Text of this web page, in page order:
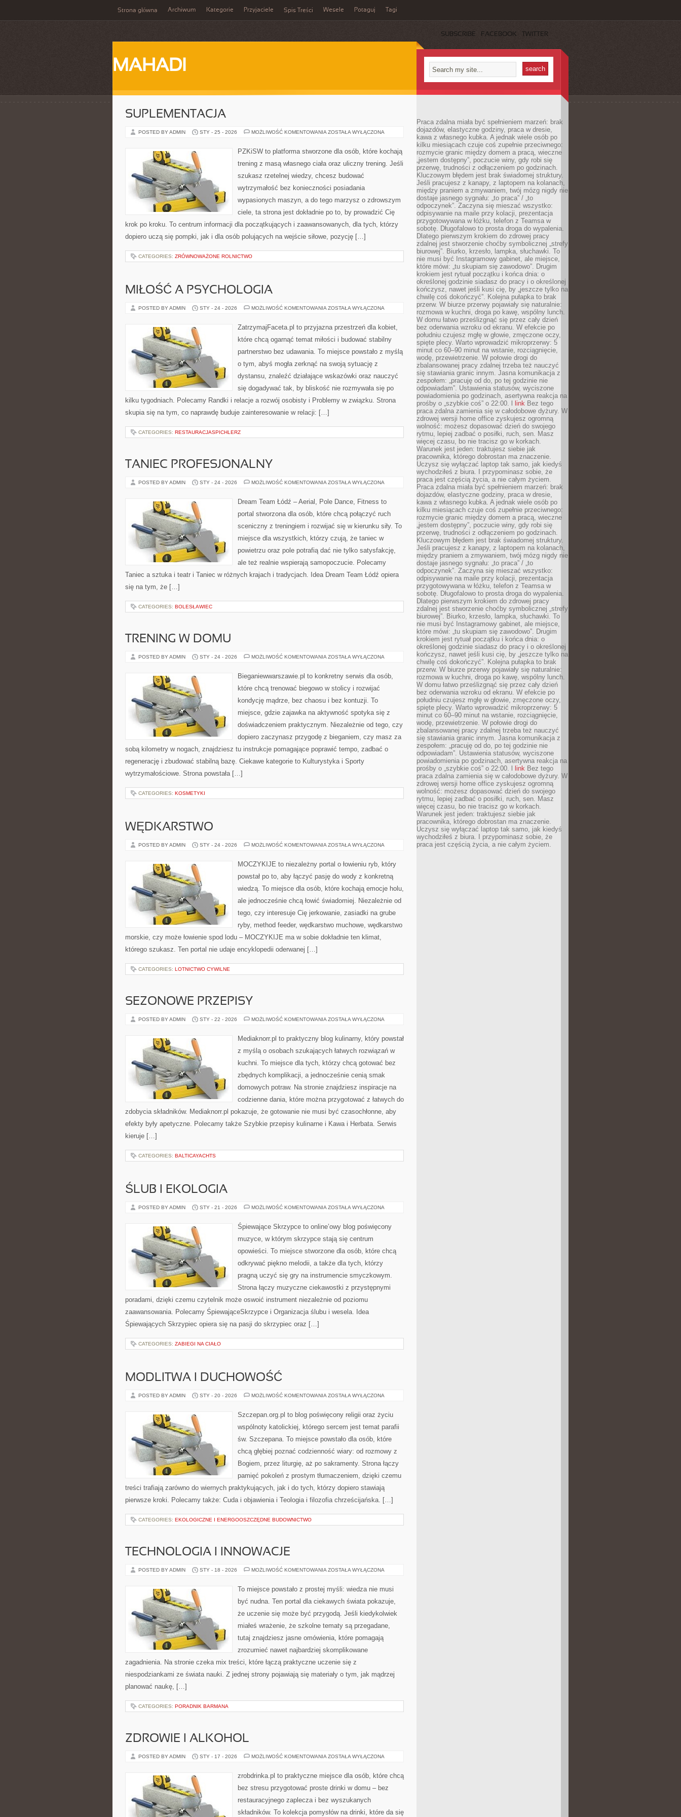
Strona główna Archiwum Kategorie Przyjaciele Spis Treści Wesele Potaguj Tagi
SUBSCRIBE FACEBOOK TWITTER
MAHADI
SUPLEMENTACJA
POSTED BY ADMIN STY - 25 - 2026 MOŻLIWOŚĆ KOMENTOWANIA SUPLEMENTACJA
ZOSTAŁA WYŁĄCZONA
PZKiSW to platforma stworzone dla osób, które kochają
trening z masą własnego ciała oraz uliczny trening. Jeśli
szukasz rzetelnej wiedzy, chcesz budować
wytrzymałość bez konieczności posiadania
wypasionych maszyn, a do tego marzysz o zdrowszym
ciele, ta strona jest dokładnie po to, by prowadzić Cię
krok po kroku. To centrum informacji dla początkujących i zaawansowanych, dla tych, którzy
dopiero uczą się pompki, jak i dla osób polujących na wejście siłowe, pozycję […]
CATEGORIES: ZRÓWNOWAŻONE ROLNICTWO
MIŁOŚĆ A PSYCHOLOGIA
POSTED BY ADMIN STY - 24 - 2026 MOŻLIWOŚĆ KOMENTOWANIA MIŁOŚĆ
ZOSTAŁA WYŁĄCZONA
ZatrzymajFaceta.pl to przyjazna przestrzeń dla kobiet,
które chcą ogarnąć temat miłości i budować stabilny
partnerstwo bez udawania. To miejsce powstało z myślą
o tym, abyś mogła zerknąć na swoją sytuację z
dystansu, znaleźć działające wskazówki oraz nauczyć
się dogadywać tak, by bliskość nie rozmywała się po
kilku tygodniach. Polecamy Randki i relacje a rozwój osobisty i Problemy w związku. Strona
skupia się na tym, co naprawdę buduje zainteresowanie w relacji: […]
CATEGORIES: RESTAURACJASPICHLERZ
TANIEC PROFESJONALNY
POSTED BY ADMIN STY - 24 - 2026 MOŻLIWOŚĆ KOMENTOWANIA TANIEC
ZOSTAŁA WYŁĄCZONA
Dream Team Łódź – Aerial, Pole Dance, Fitness to
portal stworzona dla osób, które chcą połączyć ruch
sceniczny z treningiem i rozwijać się w kierunku siły. To
miejsce dla wszystkich, którzy czują, że taniec w
powietrzu oraz pole potrafią dać nie tylko satysfakcję,
ale też realnie wspierają samopoczucie. Polecamy
Taniec a sztuka i teatr i Taniec w różnych krajach i tradycjach. Idea Dream Team Łódź opiera
się na tym, że […]
CATEGORIES: BOLESŁAWIEC
TRENING W DOMU
POSTED BY ADMIN STY - 24 - 2026 MOŻLIWOŚĆ KOMENTOWANIA TRENING
ZOSTAŁA WYŁĄCZONA
Bieganiewwarszawie.pl to konkretny serwis dla osób,
które chcą trenować biegowo w stolicy i rozwijać
kondycję mądrze, bez chaosu i bez kontuzji. To
miejsce, gdzie zajawka na aktywność spotyka się z
doświadczeniem praktycznym. Niezależnie od tego, czy
dopiero zaczynasz przygodę z bieganiem, czy masz za
sobą kilometry w nogach, znajdziesz tu instrukcje pomagające poprawić tempo, zadbać o
regenerację i zbudować stabilną bazę. Ciekawe kategorie to Kulturystyka i Sporty
wytrzymałościowe. Strona powstała […]
CATEGORIES: KOSMETYKI
WĘDKARSTWO
POSTED BY ADMIN STY - 24 - 2026 MOŻLIWOŚĆ KOMENTOWANIA WĘDKARSTWO
ZOSTAŁA WYŁĄCZONA
MOCZYKIJE to niezależny portal o łowieniu ryb, który
powstał po to, aby łączyć pasję do wody z konkretną
wiedzą. To miejsce dla osób, które kochają emocje holu,
ale jednocześnie chcą łowić świadomiej. Niezależnie od
tego, czy interesuje Cię jerkowanie, zasiadki na grube
ryby, method feeder, wędkarstwo muchowe, wędkarstwo
morskie, czy może łowienie spod lodu – MOCZYKIJE ma w sobie dokładnie ten klimat,
którego szukasz. Ten portal nie udaje encyklopedii oderwanej […]
CATEGORIES: LOTNICTWO CYWILNE
SEZONOWE PRZEPISY
POSTED BY ADMIN STY - 22 - 2026 MOŻLIWOŚĆ KOMENTOWANIA SEZONOWE
ZOSTAŁA WYŁĄCZONA
Mediaknorr.pl to praktyczny blog kulinarny, który powstał
z myślą o osobach szukających łatwych rozwiązań w
kuchni. To miejsce dla tych, którzy chcą gotować bez
zbędnych komplikacji, a jednocześnie cenią smak
domowych potraw. Na stronie znajdziesz inspiracje na
codzienne dania, które można przygotować z łatwych do
zdobycia składników. Mediaknorr.pl pokazuje, że gotowanie nie musi być czasochłonne, aby
efekty były apetyczne. Polecamy także Szybkie przepisy kulinarne i Kawa i Herbata. Serwis
kieruje […]
CATEGORIES: BALTICAYACHTS
ŚLUB I EKOLOGIA
POSTED BY ADMIN STY - 21 - 2026 MOŻLIWOŚĆ KOMENTOWANIA ŚLUB
ZOSTAŁA WYŁĄCZONA
Śpiewające Skrzypce to online’owy blog poświęcony
muzyce, w którym skrzypce stają się centrum
opowieści. To miejsce stworzone dla osób, które chcą
odkrywać piękno melodii, a także dla tych, którzy
pragną uczyć się gry na instrumencie smyczkowym.
Strona łączy muzyczne ciekawostki z przystępnymi
poradami, dzięki czemu czytelnik może oswoić instrument niezależnie od poziomu
zaawansowania. Polecamy ŚpiewająceSkrzypce i Organizacja ślubu i wesela. Idea
Śpiewających Skrzypiec opiera się na pasji do skrzypiec oraz […]
CATEGORIES: ZABIEGI NA CIAŁO
MODLITWA I DUCHOWOŚĆ
POSTED BY ADMIN STY - 20 - 2026 MOŻLIWOŚĆ KOMENTOWANIA MODLITWA
ZOSTAŁA WYŁĄCZONA
Szczepan.org.pl to blog poświęcony religii oraz życiu
wspólnoty katolickiej, którego sercem jest temat parafii
św. Szczepana. To miejsce powstało dla osób, które
chcą głębiej poznać codzienność wiary: od rozmowy z
Bogiem, przez liturgię, aż po sakramenty. Strona łączy
pamięć pokoleń z prostym tłumaczeniem, dzięki czemu
treści trafiają zarówno do wiernych praktykujących, jak i do tych, którzy dopiero stawiają
pierwsze kroki. Polecamy także: Cuda i objawienia i Teologia i filozofia chrześcijańska. […]
CATEGORIES: EKOLOGICZNE I ENERGOOSZCZĘDNE BUDOWNICTWO
TECHNOLOGIA I INNOWACJE
POSTED BY ADMIN STY - 18 - 2026 MOŻLIWOŚĆ KOMENTOWANIA TECHNOLOGIA
ZOSTAŁA WYŁĄCZONA
To miejsce powstało z prostej myśli: wiedza nie musi
być nudna. Ten portal dla ciekawych świata pokazuje,
że uczenie się może być przygodą. Jeśli kiedykolwiek
miałeś wrażenie, że szkolne tematy są przegadane,
tutaj znajdziesz jasne omówienia, które pomagają
zrozumieć nawet najbardziej skomplikowane
zagadnienia. Na stronie czeka mix treści, które łączą praktyczne uczenie się z
niespodziankami ze świata nauki. Z jednej strony pojawiają się materiały o tym, jak mądrzej
planować naukę, […]
CATEGORIES: PORADNIK BARMANA
ZDROWIE I ALKOHOL
POSTED BY ADMIN STY - 17 - 2026 MOŻLIWOŚĆ KOMENTOWANIA ZDROWIE
ZOSTAŁA WYŁĄCZONA
zrobdrinka.pl to praktyczne miejsce dla osób, które chcą
bez stresu przygotować proste drinki w domu – bez
restauracyjnego zaplecza i bez wyszukanych
składników. To kolekcja pomysłów na drinki, które da się
Praca zdalna miała być spełnieniem marzeń: brak
dojazdów, elastyczne godziny, praca w dresie,
kawa z własnego kubka. A jednak wiele osób po
kilku miesiącach czuje coś zupełnie przeciwnego:
rozmycie granic między domem a pracą, wieczne
„jestem dostępny”, poczucie winy, gdy robi się
przerwę, trudności z odłączeniem po godzinach.
Kluczowym błędem jest brak świadomej struktury.
Jeśli pracujesz z kanapy, z laptopem na kolanach,
między praniem a zmywaniem, twój mózg nigdy nie
dostaje jasnego sygnału: „to praca” / „to
odpoczynek”. Zaczyna się mieszać wszystko:
odpisywanie na maile przy kolacji, prezentacja
przygotowywana w łóżku, telefon z Teamsa w
sobotę. Długofalowo to prosta droga do wypalenia.
Dlatego pierwszym krokiem do zdrowej pracy
zdalnej jest stworzenie choćby symbolicznej „strefy
biurowej”. Biurko, krzesło, lampka, słuchawki. To
nie musi być Instagramowy gabinet, ale miejsce,
które mówi: „tu skupiam się zawodowo”. Drugim
krokiem jest rytuał początku i końca dnia: o
określonej godzinie siadasz do pracy i o określonej
kończysz, nawet jeśli kusi cię, by „jeszcze tylko na
chwilę coś dokończyć”. Kolejna pułapka to brak
przerw. W biurze przerwy pojawiały się naturalnie:
rozmowa w kuchni, droga po kawę, wspólny lunch.
W domu łatwo prześlizgnąć się przez cały dzień
bez oderwania wzroku od ekranu. W efekcie po
południu czujesz mgłę w głowie, zmęczone oczy,
spięte plecy. Warto wprowadzić mikroprzerwy: 5
minut co 60–90 minut na wstanie, rozciągnięcie,
wodę, przewietrzenie. W połowie drogi do
zbalansowanej pracy zdalnej trzeba też nauczyć
się stawiania granic innym. Jasna komunikacja z
zespołem: „pracuję od do, po tej godzinie nie
odpowiadam”. Ustawienia statusów, wyciszone
powiadomienia po godzinach, asertywna reakcja na
prośby o „szybkie coś” o 22:00. l
link Bez tego
praca zdalna zamienia się w całodobowe dyżury. W
zdrowej wersji home office zyskujesz ogromną
wolność: możesz dopasować dzień do swojego
rytmu, lepiej zadbać o posiłki, ruch, sen. Masz
więcej czasu, bo nie tracisz go w korkach.
Warunek jest jeden: traktujesz siebie jak
pracownika, którego dobrostan ma znaczenie.
Uczysz się wyłączać laptop tak samo, jak kiedyś
wychodziłeś z biura. I przypominasz sobie, że
praca jest częścią życia, a nie całym życiem.
Praca zdalna miała być spełnieniem marzeń: brak
dojazdów, elastyczne godziny, praca w dresie,
kawa z własnego kubka. A jednak wiele osób po
kilku miesiącach czuje coś zupełnie przeciwnego:
rozmycie granic między domem a pracą, wieczne
„jestem dostępny”, poczucie winy, gdy robi się
przerwę, trudności z odłączeniem po godzinach.
Kluczowym błędem jest brak świadomej struktury.
Jeśli pracujesz z kanapy, z laptopem na kolanach,
między praniem a zmywaniem, twój mózg nigdy nie
dostaje jasnego sygnału: „to praca” / „to
odpoczynek”. Zaczyna się mieszać wszystko:
odpisywanie na maile przy kolacji, prezentacja
przygotowywana w łóżku, telefon z Teamsa w
sobotę. Długofalowo to prosta droga do wypalenia.
Dlatego pierwszym krokiem do zdrowej pracy
zdalnej jest stworzenie choćby symbolicznej „strefy
biurowej”. Biurko, krzesło, lampka, słuchawki. To
nie musi być Instagramowy gabinet, ale miejsce,
które mówi: „tu skupiam się zawodowo”. Drugim
krokiem jest rytuał początku i końca dnia: o
określonej godzinie siadasz do pracy i o określonej
kończysz, nawet jeśli kusi cię, by „jeszcze tylko na
chwilę coś dokończyć”. Kolejna pułapka to brak
przerw. W biurze przerwy pojawiały się naturalnie:
rozmowa w kuchni, droga po kawę, wspólny lunch.
W domu łatwo prześlizgnąć się przez cały dzień
bez oderwania wzroku od ekranu. W efekcie po
południu czujesz mgłę w głowie, zmęczone oczy,
spięte plecy. Warto wprowadzić mikroprzerwy: 5
minut co 60–90 minut na wstanie, rozciągnięcie,
wodę, przewietrzenie. W połowie drogi do
zbalansowanej pracy zdalnej trzeba też nauczyć
się stawiania granic innym. Jasna komunikacja z
zespołem: „pracuję od do, po tej godzinie nie
odpowiadam”. Ustawienia statusów, wyciszone
powiadomienia po godzinach, asertywna reakcja na
prośby o „szybkie coś” o 22:00. l
link Bez tego
praca zdalna zamienia się w całodobowe dyżury. W
zdrowej wersji home office zyskujesz ogromną
wolność: możesz dopasować dzień do swojego
rytmu, lepiej zadbać o posiłki, ruch, sen. Masz
więcej czasu, bo nie tracisz go w korkach.
Warunek jest jeden: traktujesz siebie jak
pracownika, którego dobrostan ma znaczenie.
Uczysz się wyłączać laptop tak samo, jak kiedyś
wychodziłeś z biura. I przypominasz sobie, że
praca jest częścią życia, a nie całym życiem.